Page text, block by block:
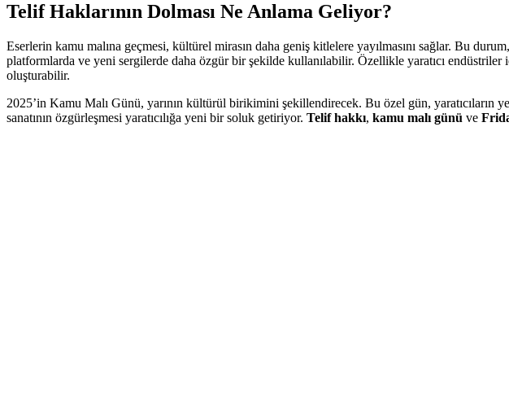
Telif Haklarının Dolması Ne Anlama Geliyor?
Eserlerin kamu malına geçmesi, kültürel mirasın daha geniş kitlelere yayılmasını sağlar. Bu
platformlarda ve yeni sergilerde daha özgür bir şekilde kullanılabilir. Özellikle yaratıcı
oluşturabilir.
2025’in Kamu Malı Günü, yarının kültürül birikimini şekillendirecek. Bu özel gün,
sanatının özgürleşmesi yaratıcılığa yeni bir soluk getiriyor. Telif hakkı, kamu malı günü ve